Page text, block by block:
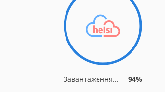
Завантаження... 94%